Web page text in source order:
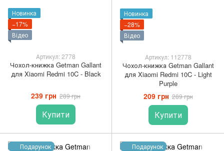
Новинка
−17%
Відео
Артикул: 2778
Чохол-книжка Getman Gallant
для Xiaomi Redmi 10C - Black
239 грн 289 грн
Купити
Новинка
−28%
Відео
Артикул: 112778
Чохол-книжка Getman Gallant
для Xiaomi Redmi 10C - Light
Purple
209 грн 289 грн
Купити
Подарунок Подарунок